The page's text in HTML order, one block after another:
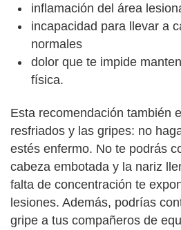
inflamación del área
incapacidad para llevar a
normales
dolor que te impide
física.
Esta recomendación también
resfriados y las gripes: no
estés enfermo. No te podrás
cabeza embotada y la nariz
falta de concentración te
lesiones. Además, podrías
gripe a tus compañeros de